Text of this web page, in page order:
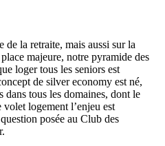
de la retraite, mais aussi sur la
majeure, notre pyramide des
loger tous les seniors est
de silver economy est né,
dans tous les domaines, dont le
logement l’enjeu est
posée au Club des